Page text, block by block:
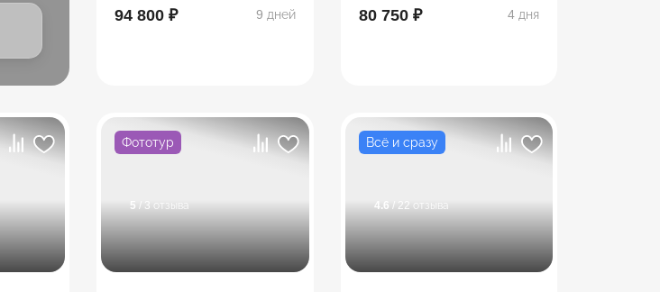
94 800 ₽ 9 дней 80 750 ₽ 4 дня
Фототур
5 / 3 отзыва
Всё и сразу
4.6 / 22 отзыва